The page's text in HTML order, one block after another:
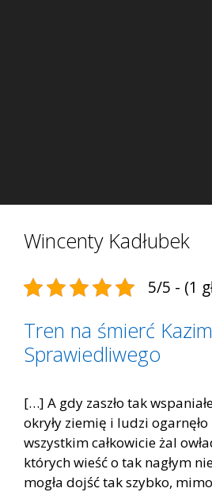
Wincenty Kadłubek
5/5 - (1
Tren na śmierć
Sprawiedliwego
[…] A gdy zaszło tak
okryły ziemię i ludzi
wszystkim całkowicie żal
których wieść o tak nagłym
mogła dojść tak szybko,